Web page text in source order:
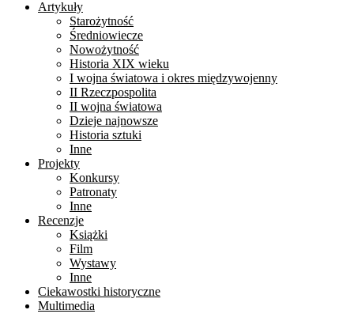
Artykuły
Starożytność
Średniowiecze
Nowożytność
Historia XIX wieku
I wojna światowa i okres międzywojenny
II Rzeczpospolita
II wojna światowa
Dzieje najnowsze
Historia sztuki
Inne
Projekty
Konkursy
Patronaty
Inne
Recenzje
Książki
Film
Wystawy
Inne
Ciekawostki historyczne
Multimedia